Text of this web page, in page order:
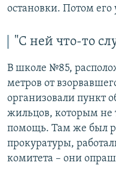
остановки. Потом его
"С ней что-то
В школе №85,
метров от
организовали пункт
жильцов, которым не
помощь. Там же был
прокуратуры,
комитета – они